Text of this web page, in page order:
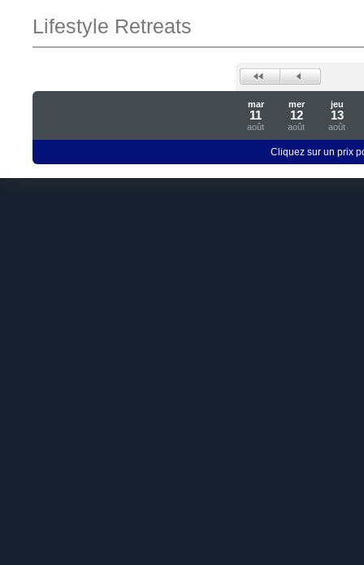
Lifestyle Retreats
mar
11
août
mer
12
août
jeu
13
août
Cliquez sur un prix